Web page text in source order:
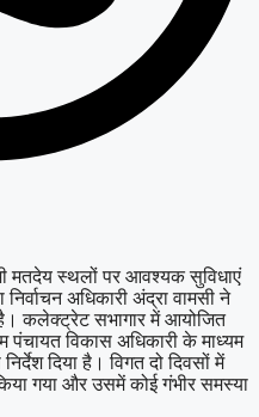
मतदेय स्थलों पर आवश्यक सुविधाएं
अधिकारी अंद्रा वामसी ने
है। कलेक्ट्रेट सभागार में आयोजित
पंचायत विकास अधिकारी के माध्यम
दिया है। विगत दो दिवसों में
गया और उसमें कोई गंभीर समस्या